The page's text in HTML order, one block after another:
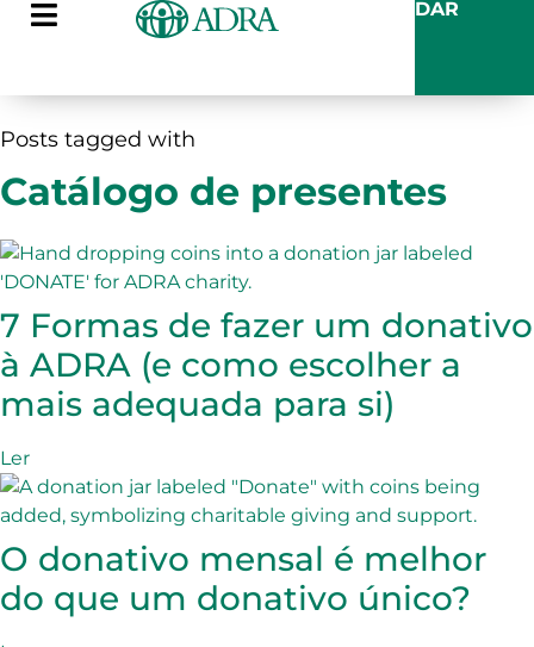
DAR
Posts tagged with
Catálogo de presentes
7 Formas de fazer um donativo
à ADRA (e como escolher a
mais adequada para si)
Ler
O donativo mensal é melhor
do que um donativo único?